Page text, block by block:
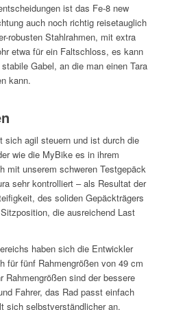
ist das Fe-8 new
auch noch richtig reisetauglich
robusten Stahlrahmen, mit extra
etwa für ein Faltschloss, es kann
Gabel, an die man einen Tara
kann.
sich agil steuern und ist durch die
wie die MyBike es in ihrem
mit unserem schweren Testgepäck
sehr kontrolliert – als Resultat der
des soliden Gepäckträgers
die ausreichend Last
haben sich die Entwickler
für fünf Rahmengrößen von 49 cm
sind der bessere
Fahrer, das Rad passt einfach
sich selbstverständlicher an.